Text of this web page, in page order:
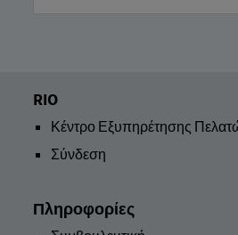
RIO
Κέντρο Εξυπηρέτησης
Σύνδεση
Πληροφορίες